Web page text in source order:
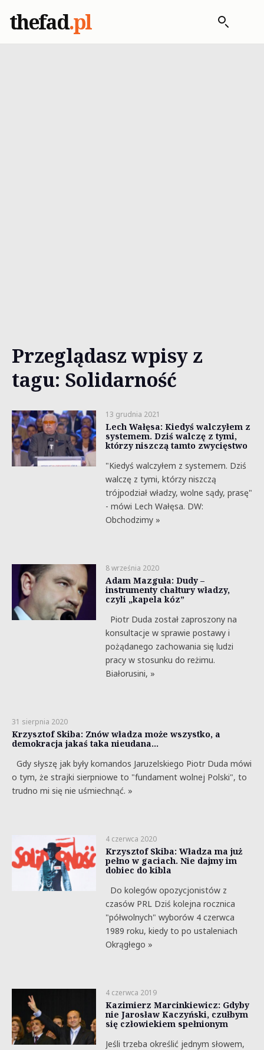
thefad.pl
Przeglądasz wpisy z
tagu: Solidarność
13 grudnia 2021
Lech Wałęsa: Kiedyś walczyłem z
systemem. Dziś walczę z tymi,
którzy niszczą tamto zwycięstwo
"Kiedyś walczyłem z systemem. Dziś
walczę z tymi, którzy niszczą
trójpodział władzy, wolne sądy, prasę"
- mówi Lech Wałęsa. DW:
Obchodzimy »
8 września 2020
Adam Mazguła: Dudy –
instrumenty chałtury władzy,
czyli „kapela kóz”
Piotr Duda został zaproszony na
konsultacje w sprawie postawy i
pożądanego zachowania się ludzi
pracy w stosunku do reżimu.
Białorusini, »
31 sierpnia 2020
Krzysztof Skiba: Znów władza może wszystko, a
demokracja jakaś taka nieudana…
Gdy słyszę jak były komandos Jaruzelskiego Piotr Duda mówi
o tym, że strajki sierpniowe to "fundament wolnej Polski", to
trudno mi się nie uśmiechnąć. »
4 czerwca 2020
Krzysztof Skiba: Władza ma już
pełno w gaciach. Nie dajmy im
dobiec do kibla
Do kolegów opozycjonistów z
czasów PRL Dziś kolejna rocznica
"półwolnych" wyborów 4 czerwca
1989 roku, kiedy to po ustaleniach
Okrągłego »
4 czerwca 2019
Kazimierz Marcinkiewicz: Gdyby
nie Jarosław Kaczyński, czułbym
się człowiekiem spełnionym
Jeśli trzeba określić jednym słowem,